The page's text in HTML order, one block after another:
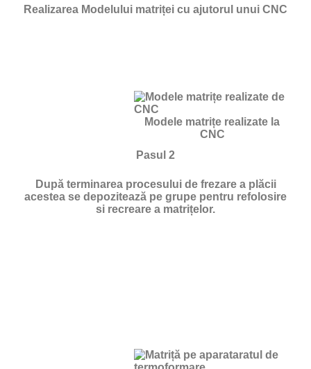
Realizarea Modelului matriței cu ajutorul unui CNC
Modele matrițe realizate la
CNC
Pasul 2
După terminarea procesului de frezare a plăcii
acestea se depozitează pe grupe pentru refolosire
si recreare a matrițelor.